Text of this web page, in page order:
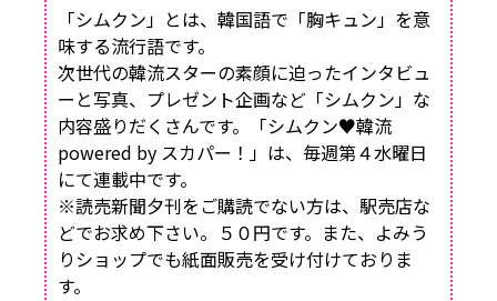
「シムクン」とは、韓国語で「胸キュン」を意
味する流行語です。
次世代の韓流スターの素顔に迫ったインタビュ
ーと写真、プレゼント企画など「シムクン」な
内容盛りだくさんです。「シムクン♥韓流
powered by スカパー！」は、毎週第４水曜日
にて連載中です。
※読売新聞夕刊をご購読でない方は、駅売店な
どでお求め下さい。５０円です。また、よみう
りショップでも紙面販売を受け付けておりま
す。